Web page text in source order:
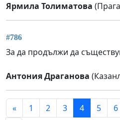
Ярмила Толиматова
#786
За да продължи да
Антония Драганова
« 1 2 3 4 5 6